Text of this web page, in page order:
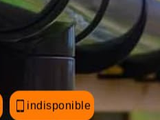
indisponible